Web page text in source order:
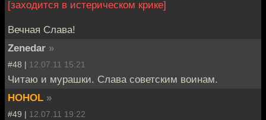
[заходится в истерическом крике]
Вечная Слава!
Zenedar »
#48 | 12.07.11 15:21
Читаю и мурашки. Слава советским воинам.
HOHOL »
#49 | 12.07.11 19:22